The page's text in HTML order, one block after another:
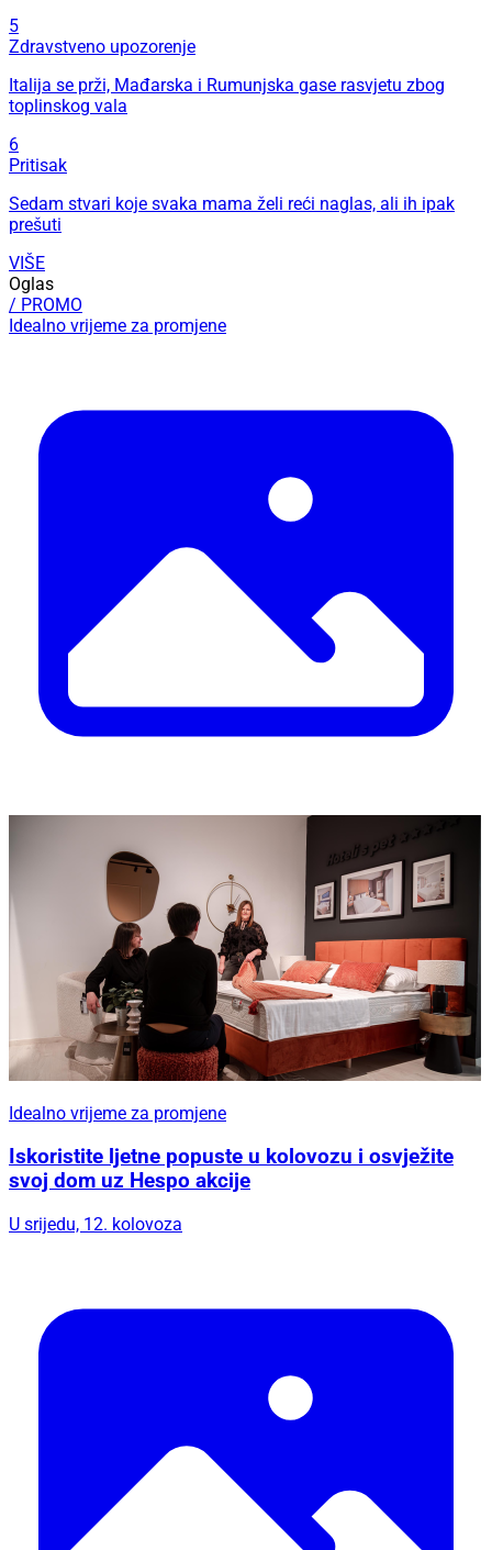
5
Zdravstveno upozorenje
Italija se prži, Mađarska i Rumunjska gase rasvjetu zbog
toplinskog vala
6
Pritisak
Sedam stvari koje svaka mama želi reći naglas, ali ih ipak
prešuti
VIŠE
Oglas
/ PROMO
Idealno vrijeme za promjene
Idealno vrijeme za promjene
Iskoristite ljetne popuste u kolovozu i osvježite
svoj dom uz Hespo akcije
U srijedu, 12. kolovoza